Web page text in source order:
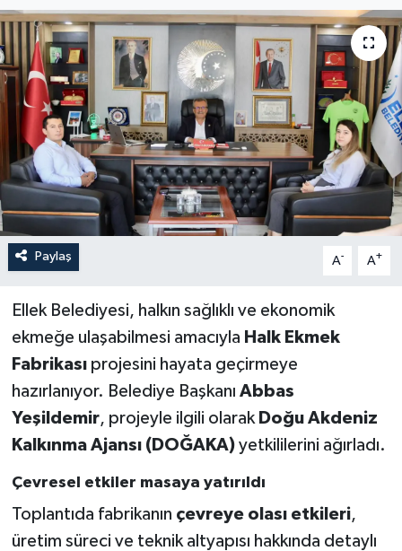
Paylaş A- A+
Ellek Belediyesi, halkın sağlıklı ve ekonomik
ekmeğe ulaşabilmesi amacıyla Halk Ekmek
Fabrikasıprojesini hayata geçirmeye
hazırlanıyor. Belediye Başkanı Abbas
Yeşildemir, projeyle ilgili olarak Doğu Akdeniz
Kalkınma Ajansı (DOĞAKA)yetkililerini ağırladı.
Çevresel etkiler masaya yatırıldı
Toplantıda fabrikanın çevreye olası etkileri,
üretim süreci ve teknik altyapısı hakkında detaylı